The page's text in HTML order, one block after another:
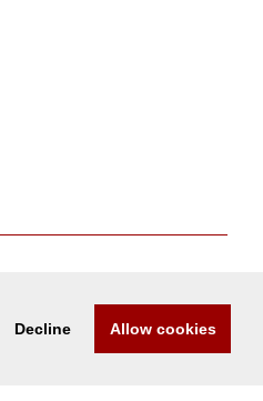
Decline Allow cookies